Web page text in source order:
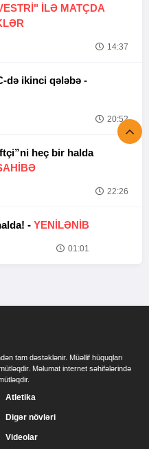
İLƏ MATÇDA
14:37
Tofiq Musayevdən UFC-də ikinci qələbə -
20:52
heç bir halda
22:26
- YENİLƏNİB
01:01
tam dəstəklənir. Müəllif hüquqları
Məlumat internet səhifələrində
Atletika
Digər növləri
Videolar